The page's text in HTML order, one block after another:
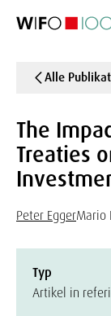
Alle
The
Treaties
Peter EggerMario
Typ
Artikel in